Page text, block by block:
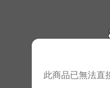
此商品已無法直